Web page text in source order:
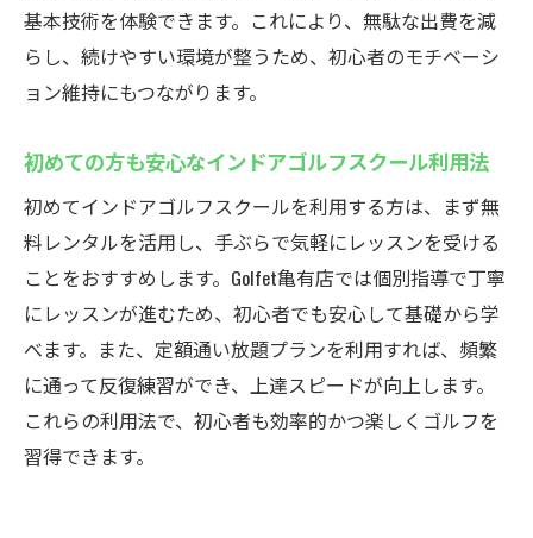
基本技術を体験できます。これにより、無駄な出費を減
らし、続けやすい環境が整うため、初心者のモチベーシ
ョン維持にもつながります。
初めての方も安心なインドアゴルフスクール利用法
初めてインドアゴルフスクールを利用する方は、まず無
料レンタルを活用し、手ぶらで気軽にレッスンを受ける
ことをおすすめします。Golfet亀有店では個別指導で丁寧
にレッスンが進むため、初心者でも安心して基礎から学
べます。また、定額通い放題プランを利用すれば、頻繁
に通って反復練習ができ、上達スピードが向上します。
これらの利用法で、初心者も効率的かつ楽しくゴルフを
習得できます。